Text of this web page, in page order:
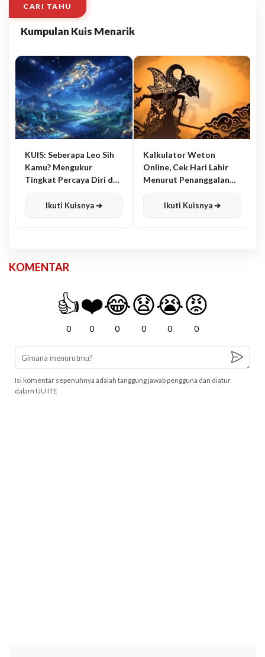
CARI TAHU
Kumpulan Kuis Menarik
KUIS: Seberapa Leo Sih
Kamu? Mengukur
Tingkat Percaya Diri dan
Ikuti Kuisnya ➔
Kalkulator Weton
Online, Cek Hari Lahir
Menurut Penanggalan
Ikuti Kuisnya ➔
KOMENTAR
👍
0
❤️
0
😂
0
😧
0
😭
0
😡
0
Isi komentar sepenuhnya adalah tanggung jawab pengguna dan diatur
dalam UU ITE